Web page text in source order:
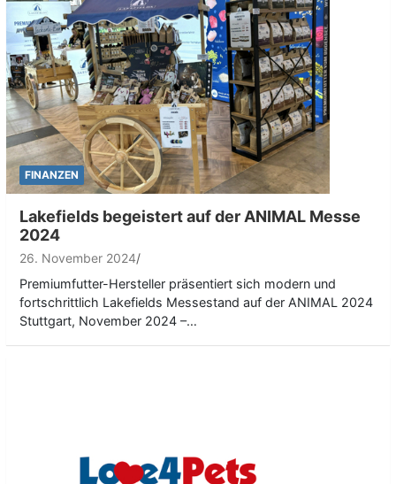
FINANZEN
Lakefields begeistert auf der ANIMAL Messe
2024
26. November 2024
Premiumfutter-Hersteller präsentiert sich modern und
fortschrittlich Lakefields Messestand auf der ANIMAL 2024
Stuttgart, November 2024 –…